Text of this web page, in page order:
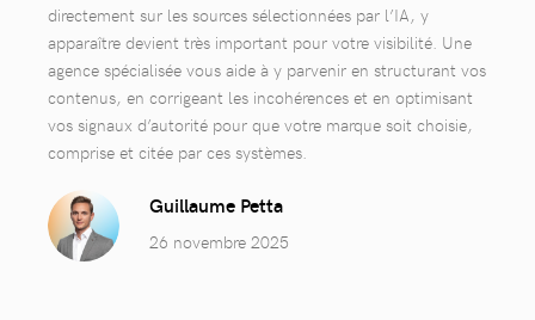
directement sur les sources sélectionnées par l’IA, y
apparaître devient très important pour votre visibilité. Une
agence spécialisée vous aide à y parvenir en structurant vos
contenus, en corrigeant les incohérences et en optimisant
vos signaux d’autorité pour que votre marque soit choisie,
comprise et citée par ces systèmes.
Guillaume Petta
26 novembre 2025